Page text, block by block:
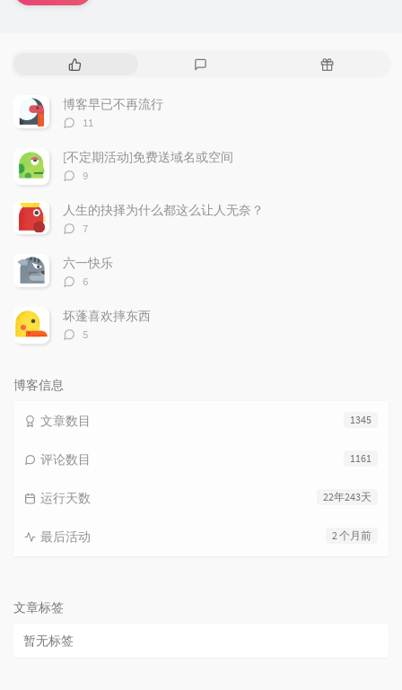
热
文
章
随
博客早已不再流行
评
数：
11
[不定期活动]免费送域名或空间
评
数：
9
人生的抉择为什么都这么让人无奈？
评
数：
7
六一快乐
评
数：
6
坏蓬喜欢摔东西
评
5
博客信息
1345
文章数目
1161
评论数目
22年243天
运行天数
2 个月前
最后活动
文章标签
暂无标签